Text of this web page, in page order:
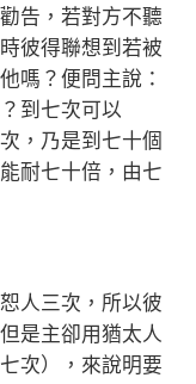
告，若對方不聽
彼得聯想到若被
嗎？便問主說：
到七次可以
，乃是到七十個
耐七十倍，由七
人三次，所以彼
是主卻用猶太人
次），來說明要